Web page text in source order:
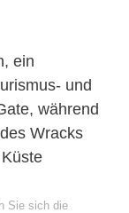
ein
und
während
Wracks
Sie sich die